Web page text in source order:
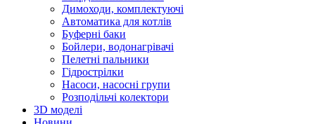
Димоходи, комплектуючі
Автоматика для котлів
Буферні баки
Бойлери, водонагрівачі
Пелетні пальники
Гідрострілки
Насоси, насосні групи
Розподільчі колектори
3D моделі